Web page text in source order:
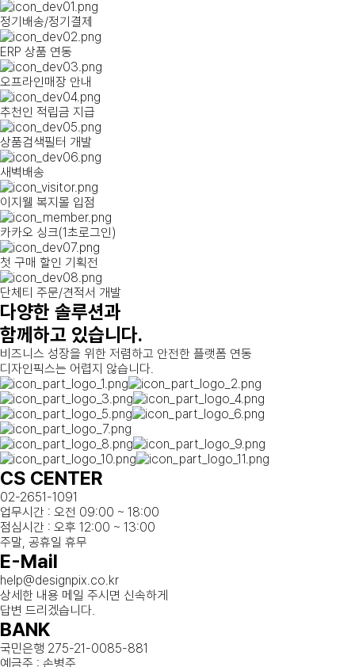
정기배송/정기결제
ERP 상품 연동
오프라인매장 안내
추천인 적립금 지급
상품검색필터 개발
새벽배송
이지웰 복지몰 입점
카카오 싱크(1초로그인)
첫 구매 할인 기획전
단체티 주문/견적서 개발
다양한 솔루션과
함께하고 있습니다.
비즈니스 성장을 위한 저렴하고 안전한 플랫폼 연동
디자인픽스는 어렵지 않습니다.
CS CENTER
02-2651-1091
업무시간 : 오전 09:00 ~ 18:00
점심시간 : 오후 12:00 ~ 13:00
주말, 공휴일 휴무
E-Mail
help@designpix.co.kr
상세한 내용 메일 주시면 신속하게
답변 드리겠습니다.
BANK
국민은행 275-21-0085-881
예금주 : 손병주